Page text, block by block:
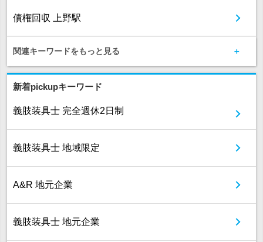
債権回収 上野駅
関連キーワードをもっと見る
新着pickupキーワード
義肢装具士 完全週休2日制
義肢装具士 地域限定
A&R 地元企業
義肢装具士 地元企業